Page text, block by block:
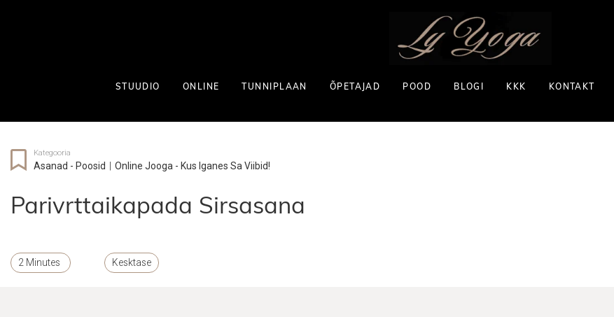
STUUDIO ONLINE TUNNIPLAAN ÕPETAJAD POOD BLOGI KKK KONTAKT
Kategooria
Asanad - Poosid Online Jooga - Kus Iganes Sa Viibid!
Parivrttaikapada Sirsasana
2 Minutes Kesktase